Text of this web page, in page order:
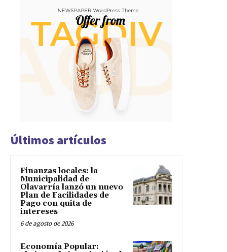
Últimos artículos
Finanzas locales: la
Municipalidad de
Olavarría lanzó un nuevo
Plan de Facilidades de
Pago con quita de
intereses
6 de agosto de 2026
Economía Popular: